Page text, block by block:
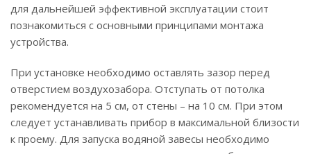
для дальнейшей эффективной эксплуатации стоит
познакомиться с основными принципами монтажа
устройства.
При установке необходимо оставлять зазор перед
отверстием воздухозабора. Отступать от потолка
рекомендуется на 5 см, от стены – на 10 см. При этом
следует устанавливать прибор в максимальной близости
к проему. Для запуска водяной завесы необходимо